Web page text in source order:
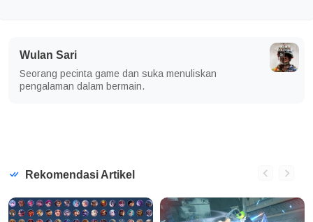
Wulan Sari
Seorang pecinta game dan suka menuliskan
pengalaman dalam bermain.
Rekomendasi Artikel